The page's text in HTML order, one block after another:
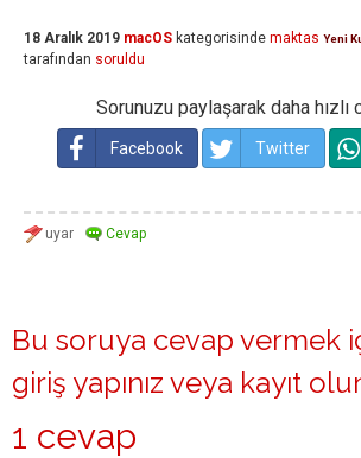
18 Aralık 2019 macOS kategorisinde maktas Yeni
tarafından soruldu
Sorunuzu paylaşarak daha hızlı
Facebook Twitter
Bu soruya cevap vermek
giriş yapınız veya kayıt
1 cevap